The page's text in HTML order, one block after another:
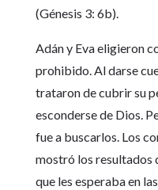
(Génesis 3: 6b).
Adán y Eva eligieron
prohibido. Al darse
trataron de cubrir su
esconderse de Dios.
fue a buscarlos. Los
mostró los resultados
que les esperaba en